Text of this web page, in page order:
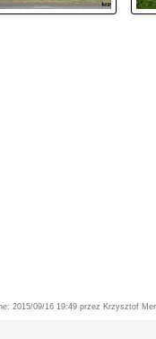
2015/09/16 19:49 przez Krzysztof